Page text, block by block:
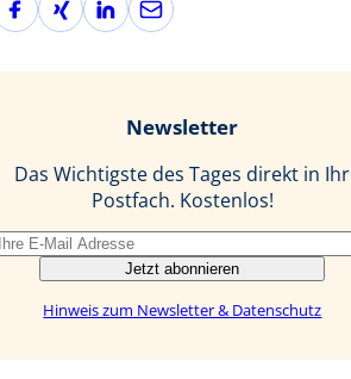
i
i
n
-
l
Newsletter
Das Wichtigste des Tages direkt in Ihr
Postfach. Kostenlos!
Jetzt abonnieren
Hinweis zum Newsletter & Datenschutz